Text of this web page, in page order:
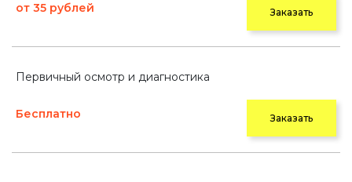
от 35 рублей Заказать
Первичный осмотр и диагностика
Бесплатно Заказать